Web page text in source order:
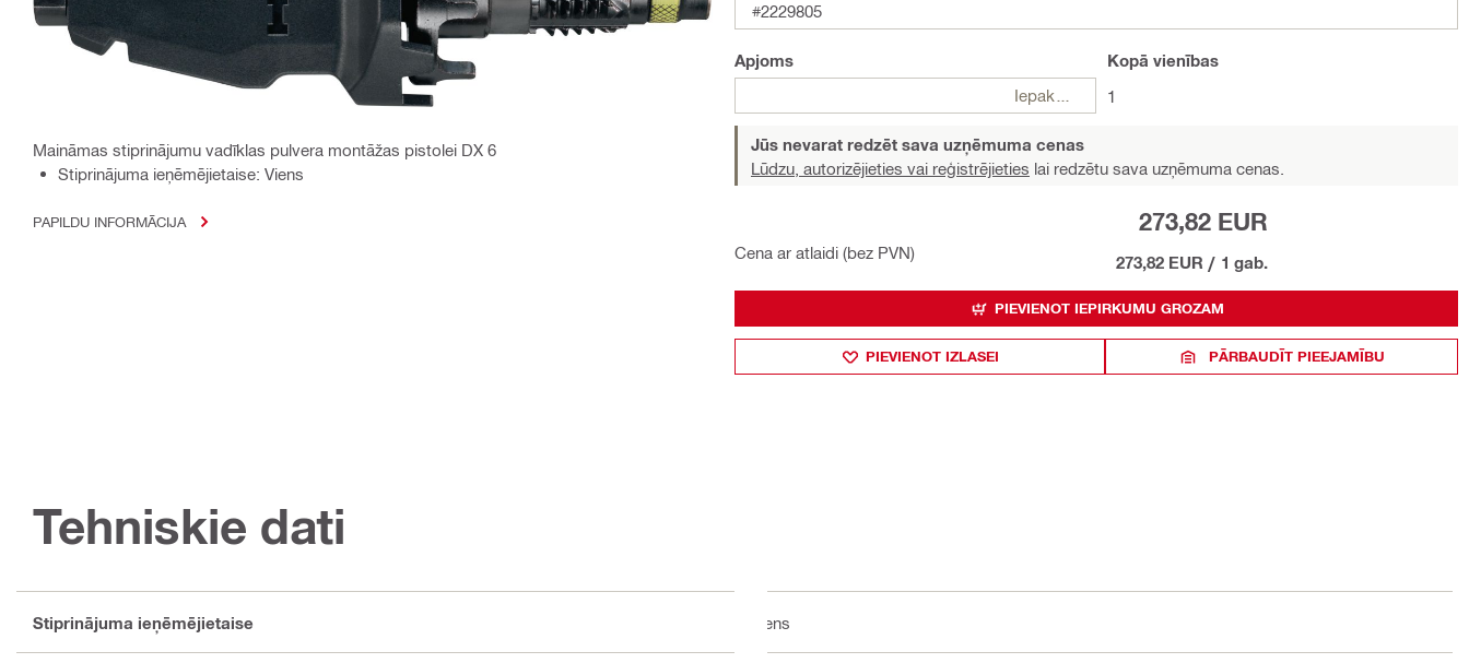
Maināmas stiprinājumu vadīklas pulvera montāžas pistolei DX 6
Stiprinājuma ieņēmējietaise: Viens
PAPILDU INFORMĀCIJA
#2229805
Apjoms
Iepakojumi
Kopā vienības
1
Jūs nevarat redzēt sava uzņēmuma cenas
Lūdzu, autorizējieties vai reģistrējieties lai redzētu sava uzņēmuma cenas.
Cena ar atlaidi (bez PVN)
273,82 EUR
273,82 EUR / 1 gab.
PIEVIENOT IEPIRKUMU GROZAM
PIEVIENOT IZLASEI PĀRBAUDĪT PIEEJAMĪBU
Tehniskie dati
Stiprinājuma ieņēmējietaise Viens